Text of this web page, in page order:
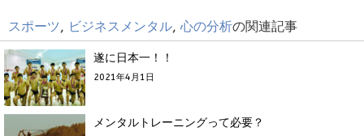
スポーツ, ビジネスメンタル, 心の分析の関連記事
遂に日本一！！
2021年4月1日
メンタルトレーニングって必要？